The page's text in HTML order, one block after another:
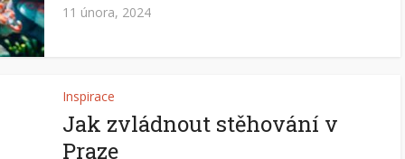
11 února, 2024
Inspirace
Jak zvládnout stěhování v
Praze